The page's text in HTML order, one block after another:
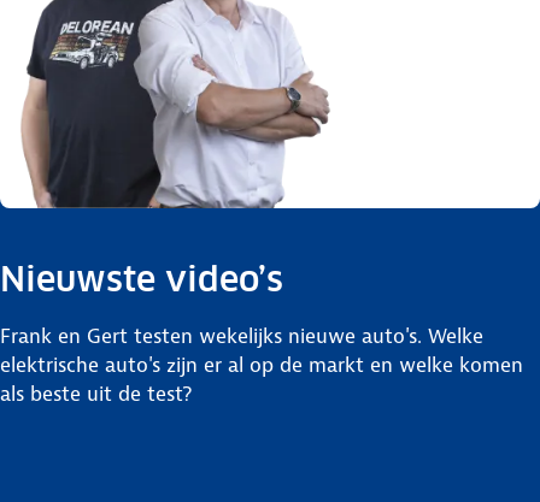
Nieuwste video’s
Frank en Gert testen wekelijks nieuwe auto's. Welke
elektrische auto's zijn er al op de markt en welke komen
als beste uit de test?